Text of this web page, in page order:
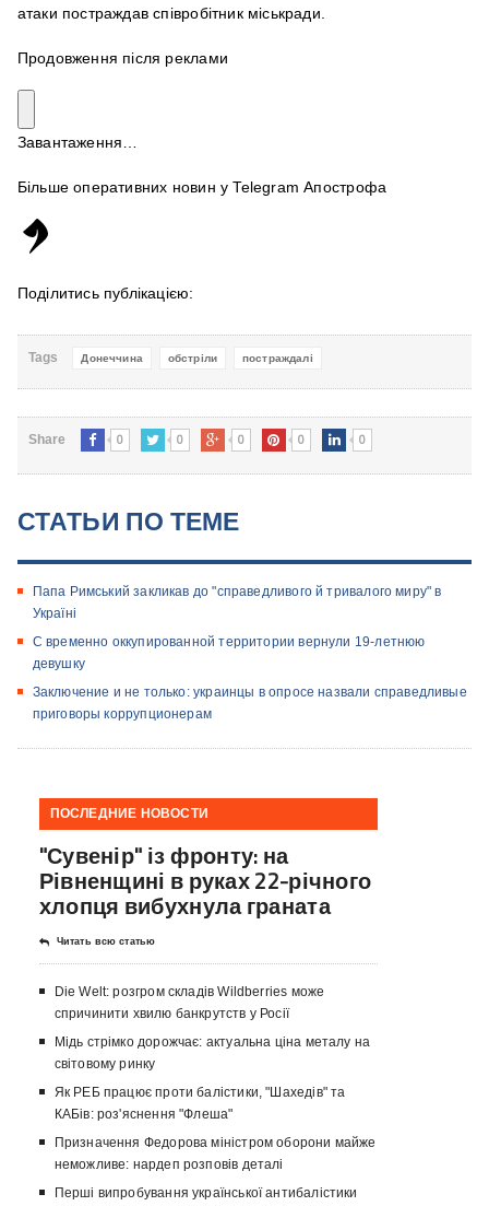
атаки постраждав співробітник міськради.
Продовження після реклами
Завантаження…
Більше оперативних новин у Telegram Апострофа
Поділитись публікацією:
Tags Донеччина обстріли постраждалі
Share 0 0 0 0 0
СТАТЬИ ПО ТЕМЕ
Папа Римський закликав до "справедливого й тривалого миру" в
Україні
С временно оккупированной территории вернули 19-летнюю
девушку
Заключение и не только: украинцы в опросе назвали справедливые
приговоры коррупционерам
ПОСЛЕДНИЕ НОВОСТИ
"Сувенір" із фронту: на
Рівненщині в руках 22-річного
хлопця вибухнула граната
Читать всю статью
Die Welt: розгром складів Wildberries може
спричинити хвилю банкрутств у Росії
Мідь стрімко дорожчає: актуальна ціна металу на
світовому ринку
Як РЕБ працює проти балістики, "Шахедів" та
КАБів: роз'яснення "Флеша"
Призначення Федорова міністром оборони майже
неможливе: нардеп розповів деталі
Перші випробування української антибалістики